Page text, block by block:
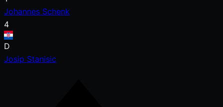
Johannes Schenk
4
D
Josip Stanisic